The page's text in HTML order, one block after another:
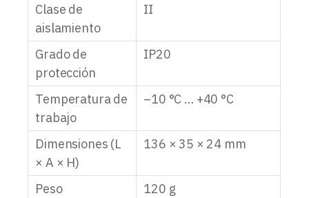
Clase de
aislamiento
II
Grado de
protección
IP20
Temperatura de
trabajo
–10 °C … +40 °C
Dimensiones (L
× A × H)
136 × 35 × 24 mm
Peso
120 g